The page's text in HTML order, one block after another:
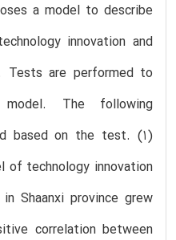
a model to describe
innovation and
Tests are performed to
The following
based on the test. (1)
of technology innovation
Shaanxi province grew
correlation between